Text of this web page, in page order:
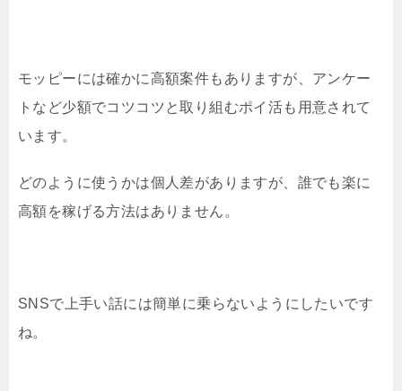
モッピーには確かに高額案件もありますが、アンケー
トなど少額でコツコツと取り組むポイ活も用意されて
います。
どのように使うかは個人差がありますが、誰でも楽に
高額を稼げる方法はありません。
SNSで上手い話には簡単に乗らないようにしたいです
ね。